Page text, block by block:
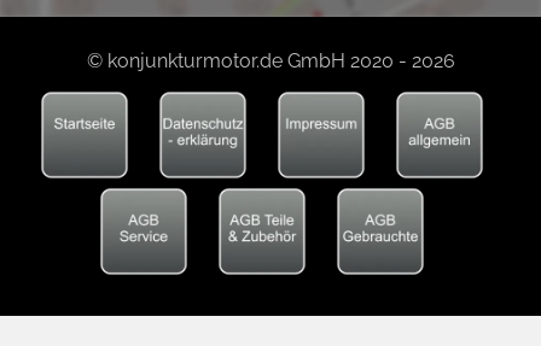
© konjunkturmotor.de GmbH 2020 - 2026